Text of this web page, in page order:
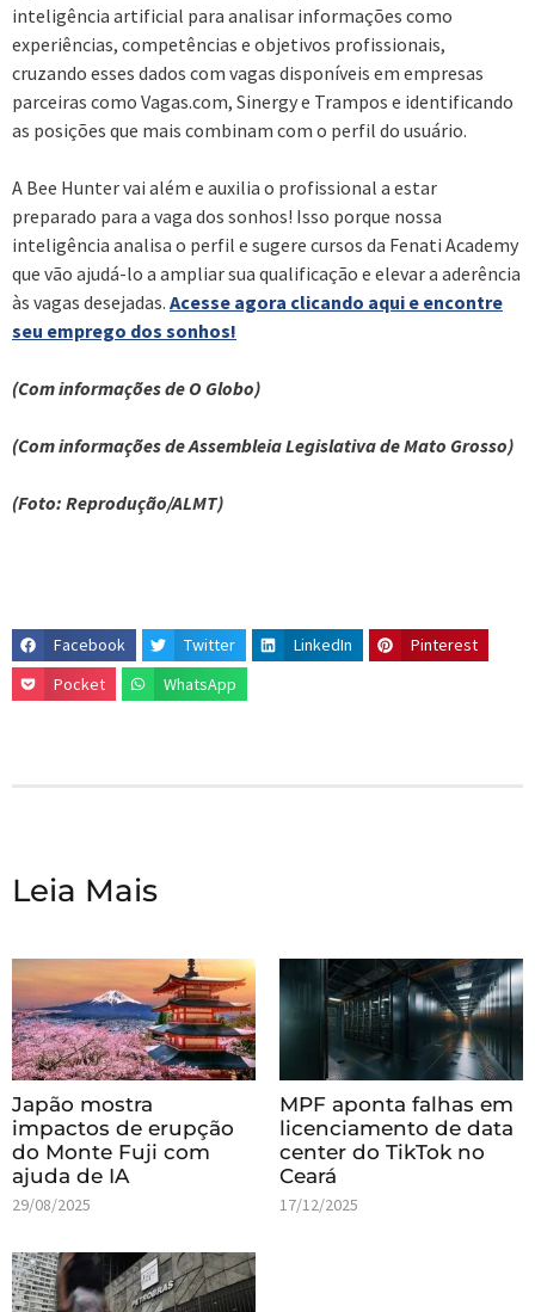
inteligência artificial para analisar informações como
experiências, competências e objetivos profissionais,
cruzando esses dados com vagas disponíveis em empresas
parceiras como Vagas.com, Sinergy e Trampos e identificando
as posições que mais combinam com o perfil do usuário.
A Bee Hunter vai além e auxilia o profissional a estar
preparado para a vaga dos sonhos! Isso porque nossa
inteligência analisa o perfil e sugere cursos da Fenati Academy
que vão ajudá-lo a ampliar sua qualificação e elevar a aderência
às vagas desejadas. Acesse agora clicando aqui e encontre
seu emprego dos sonhos!
(Com informações de O Globo)
(Com informações de Assembleia Legislativa de Mato Grosso)
(Foto: Reprodução/ALMT)
Facebook Twitter LinkedIn
Pinterest
Pocket
WhatsApp
Leia Mais
Japão mostra
impactos de erupção
do Monte Fuji com
ajuda de IA
29/08/2025
MPF aponta falhas em
licenciamento de data
center do TikTok no
Ceará
17/12/2025